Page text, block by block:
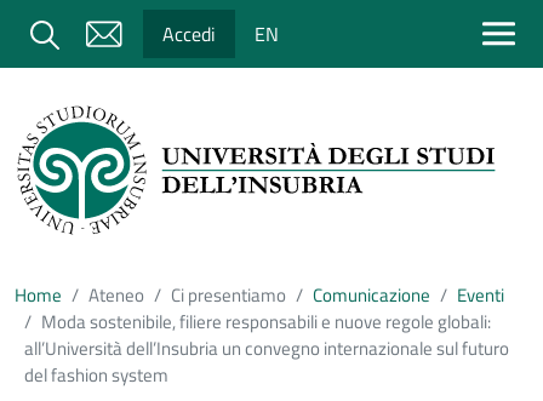
Salta al contenuto principale
Cerca Accedi EN
Home Ateneo Ci presentiamo Comunicazione
Eventi
Moda sostenibile, filiere responsabili e nuove regole globali:
all’Università dell’Insubria un convegno internazionale sul futuro
del fashion system